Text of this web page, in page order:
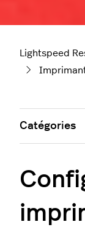
Lightspeed
Catégories